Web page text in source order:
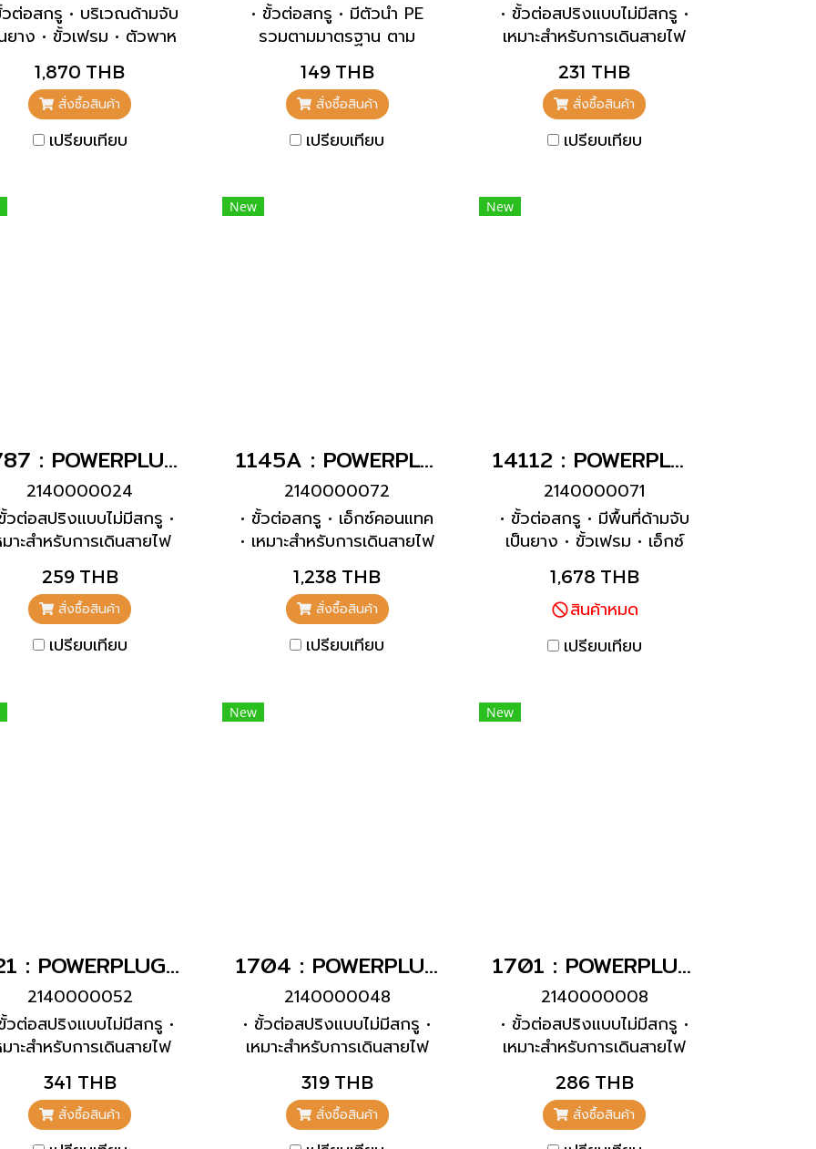
วต่อสกรู • บริเวณด้ามจับ
ยาง • ขั้วเฟรม • ตัวพาห
น้าสัมผัสทนความร้อนสูง •
น้าสัมผัสชุบนิกเกิล • เคเบิล
ลนด์และการซีล • อุปกรณ์
ยึดและป้องกันการหักงอ •
เครื่องมีระบบล็อคเกลียว •
1,870 THB
สั่งซื้อสินค้า
เปรียบเทียบ
• ขั้วต่อสกรู • มีตัวนำ PE
รวมตามมาตรฐาน ตาม
มาตรฐานเยอรมันและ
ฝรั่งเศส-เบลเยียม • มี
วงแหวน • สำหรับสายเคเบิลที่
มีขนาดสูงสุด 3 x 2.5 มม.²
จนถึง H07RN-F
149 THB
สั่งซื้อสินค้า
เปรียบเทียบ
• ขั้วต่อสปริงแบบไม่มีสกรู •
เหมาะสำหรับการเดินสายไฟ
แบบทะลุผ่าน • การยึดภายใน •
เต้ารับ 4 p และ 5 p กล่อง
หุ้มสามารถหมุนได้ 180°
231 THB
สั่งซื้อสินค้า
เปรียบเทียบ
1787 : POWERPLUG 2P+E 32A230Vเมียฝัง(IP44)
2140000024
วต่อสปริงแบบไม่มีสกรู •
มาะสำหรับการเดินสายไฟ
แบบทะลุผ่าน • ตรง
259 THB
สั่งซื้อสินค้า
เปรียบเทียบ
New
1145A : POWERPLUG 3P+N+E 63A400Vเมียติดผนัง(IP44)
2140000072
• ขั้วต่อสกรู • เอ็กซ์คอนแทค
• เหมาะสำหรับการเดินสายไฟ
แบบทะลุผ่าน • การยึดภายใน •
ฐานของตัวเครื่องสามารถ
หมุนได้ 180° • มีจุดยึด 6 จุด
เพื่อรองรับขั้วต่อพิเศษ •
ผลิตภัณฑ์ที่มีหน้าสัมผัสนำร่อง
1,238 THB
สั่งซื้อสินค้า
เปรียบเทียบ
New
14112 : POWERPLUG 3P+N+E 63A400Vเมียกลางทาง(IP44)
2140000071
• ขั้วต่อสกรู • มีพื้นที่ด้ามจับ
เป็นยาง • ขั้วเฟรม • เอ็กซ์
คอนแทค • ตัวพาหน้าสัมผัส
ทนความร้อนสูง • เคเบิลแก
ลนด์และการซีล • อุปกรณ์จับ
ยึดและป้องกันการหักงอ •
ตัวเครื่องมีระบบล็อคเกลียว •
ผลิตภัณฑ์ที่มีการติดต่อ
1,678 THB
สินค้าหมด
เปรียบเทียบ
421 : POWERPLUG 3P+E 32A400Vเมียติดผนัง(IP44)
2140000052
วต่อสปริงแบบไม่มีสกรู •
มาะสำหรับการเดินสายไฟ
บทะลุผ่าน • การยึดภายใน •
ฐานของตัวเครื่องสามารถ
หมุนได้ 180° • เต้ารับได้รับ
รออกแบบมาเพื่อเพิ่มสวิตช์
341 THB
สั่งซื้อสินค้า
New
1704 : POWERPLUG 3P+E 16A400Vเมียฝังเฉียง(IP67)
2140000048
• ขั้วต่อสปริงแบบไม่มีสกรู •
เหมาะสำหรับการเดินสายไฟ
แบบทะลุผ่าน • ความเอียง
20°
319 THB
สั่งซื้อสินค้า
New
1701 : POWERPLUG 2P+E 16A230Vเมียฝังเฉียง(IP67)
2140000008
• ขั้วต่อสปริงแบบไม่มีสกรู •
เหมาะสำหรับการเดินสายไฟ
แบบทะลุผ่าน • ความเอียง
20°
286 THB
สั่งซื้อสินค้า